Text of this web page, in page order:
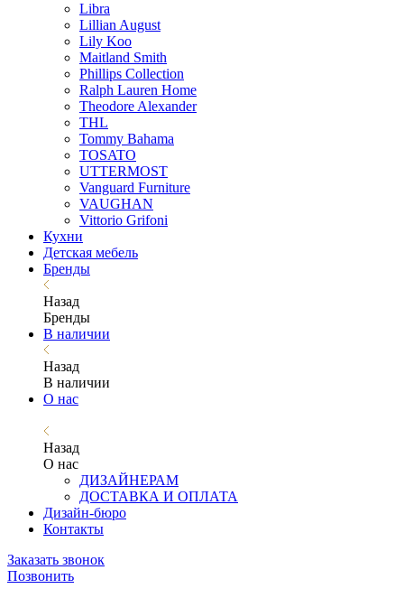
Libra
Lillian August
Lily Koo
Maitland Smith
Phillips Collection
Ralph Lauren Home
Theodore Alexander
THL
Tommy Bahama
TOSATO
UTTERMOST
Vanguard Furniture
VAUGHAN
Vittorio Grifoni
Кухни
Детская мебель
Бренды
Назад
Бренды
В наличии
Назад
В наличии
О нас
Назад
О нас
ДИЗАЙНЕРАМ
ДОСТАВКА И ОПЛАТА
Дизайн-бюро
Контакты
Заказать звонок
Позвонить